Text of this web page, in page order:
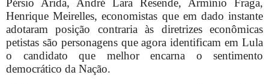
Henrique Meirelles, economistas que em dado instante
adotaram posição contraria às diretrizes econômicas
petistas são personagens que agora identificam em Lula
o candidato que melhor encarna o sentimento
democrático da Nação.